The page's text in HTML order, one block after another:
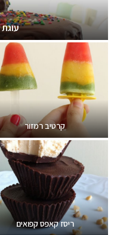
קרטיב רמזור
ריסז קאפס קפואים